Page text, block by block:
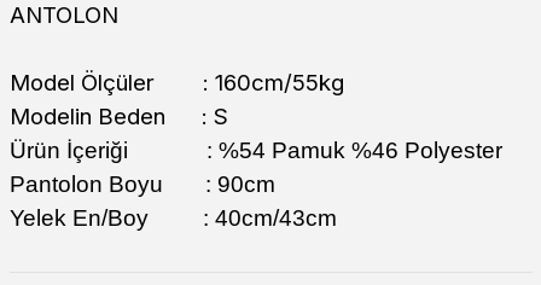
ANTOLON
Model Ölçüler : 160cm/55kg
Modelin Beden : S
Ürün İçeriği : %54 Pamuk %46 Polyester
Pantolon Boyu : 90cm
Yelek En/Boy : 40cm/43cm